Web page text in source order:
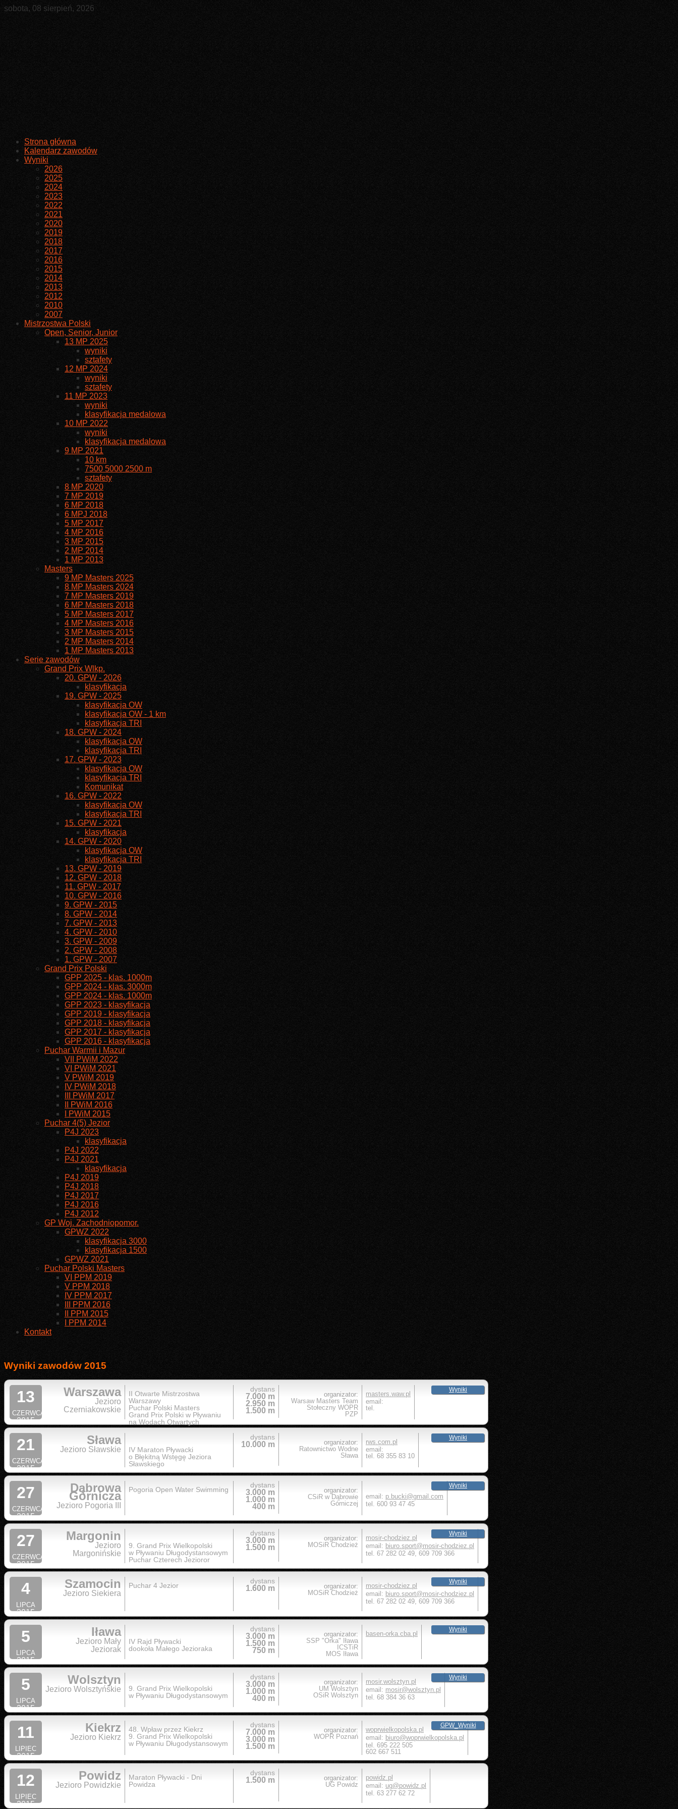
sobota, 08 sierpień, 2026
Strona główna
Kalendarz zawodów
Wyniki
2026
2025
2024
2023
2022
2021
2020
2019
2018
2017
2016
2015
2014
2013
2012
2010
2007
Mistrzostwa Polski
Open, Senior, Junior
13 MP 2025
wyniki
sztafety
12 MP 2024
wyniki
sztafety
11 MP 2023
wyniki
klasyfikacja medalowa
10 MP 2022
wyniki
klasyfikacja medalowa
9 MP 2021
10 km
7500 5000 2500 m
sztafety
8 MP 2020
7 MP 2019
6 MP 2018
6 MPJ 2018
5 MP 2017
4 MP 2016
3 MP 2015
2 MP 2014
1 MP 2013
Masters
9 MP Masters 2025
8 MP Masters 2024
7 MP Masters 2019
6 MP Masters 2018
5 MP Masters 2017
4 MP Masters 2016
3 MP Masters 2015
2 MP Masters 2014
1 MP Masters 2013
Serie zawodów
Grand Prix Wlkp.
20. GPW - 2026
klasyfikacja
19. GPW - 2025
klasyfikacja OW
klasyfikacja OW - 1 km
klasyfikacja TRI
18. GPW - 2024
klasyfikacja OW
klasyfikacja TRI
17. GPW - 2023
klasyfikacja OW
klasyfikacja TRI
Komunikat
16. GPW - 2022
klasyfikacja OW
klasyfikacja TRI
15. GPW - 2021
klasyfikacja
14. GPW - 2020
klasyfikacja OW
klasyfikacja TRI
13. GPW - 2019
12. GPW - 2018
11. GPW - 2017
10. GPW - 2016
9. GPW - 2015
8. GPW - 2014
7. GPW - 2013
4. GPW - 2010
3. GPW - 2009
2. GPW - 2008
1. GPW - 2007
Grand Prix Polski
GPP 2025 - klas. 1000m
GPP 2024 - klas. 3000m
GPP 2024 - klas. 1000m
GPP 2023 - klasyfikacja
GPP 2019 - klasyfikacja
GPP 2018 - klasyfikacja
GPP 2017 - klasyfikacja
GPP 2016 - klasyfikacja
Puchar Warmii i Mazur
VII PWiM 2022
VI PWiM 2021
V PWiM 2019
IV PWiM 2018
III PWiM 2017
II PWiM 2016
I PWiM 2015
Puchar 4(5) Jezior
P4J 2023
klasyfikacja
P4J 2022
P4J 2021
klasyfikacja
P4J 2019
P4J 2018
P4J 2017
P4J 2016
P4J 2012
GP Woj. Zachodniopomor.
GPWZ 2022
klasyfikacja 3000
klasyfikacja 1500
GPWZ 2021
Puchar Polski Masters
VI PPM 2019
V PPM 2018
IV PPM 2017
III PPM 2016
II PPM 2015
I PPM 2014
Kontakt
Wyniki zawodów 2015
13
CZERWCA
2015
Warszawa
Jezioro
Czerniakowskie
II Otwarte Mistrzostwa
Warszawy
Puchar Polski Masters
Grand Prix Polski w Pływaniu
na Wodach Otwartych
dystans
7.000 m
2.950 m
1.500 m
organizator:
Warsaw Masters Team
Stołeczny WOPR
PZP
masters.waw.pl
email:
tel.
Wyniki
21
CZERWCA
2015
Sława
Jezioro Sławskie
IV Maraton Pływacki
o Błękitną Wstęgę Jeziora
Sławskiego
dystans
10.000 m
organizator:
Ratownictwo Wodne
Sława
rws.com.pl
email:
tel. 68 355 83 10
Wyniki
27
CZERWCA
2015
Dąbrowa
Górnicza
Jezioro Pogoria III
Pogoria Open Water Swimming
dystans
3.000 m
1.000 m
400 m
organizator:
CSiR w Dąbrowie
Górniczej
email: p.bucki@gmail.com
tel. 600 93 47 45
Wyniki
27
CZERWCA
2015
Margonin
Jezioro
Margonińskie
9. Grand Prix Wielkopolski
w Pływaniu Długodystansowym
Puchar Czterech Jezioror
dystans
3.000 m
1.500 m
organizator:
MOSiR Chodzież
mosir-chodziez.pl
email: biuro.sport@mosir-chodziez.pl
tel. 67 282 02 49, 609 709 366
Wyniki
4
LIPCA
2015
Szamocin
Jezioro Siekiera
Puchar 4 Jezior
dystans
1.600 m
organizator:
MOSiR Chodzież
mosir-chodziez.pl
email: biuro.sport@mosir-chodziez.pl
tel. 67 282 02 49, 609 709 366
Wyniki
5
LIPCA
2015
Iława
Jezioro Mały
Jeziorak
IV Rajd Pływacki
dookoła Małego Jezioraka
dystans
3.000 m
1.500 m
750 m
organizator:
SSP "Orka" Iława
ICSTiR
MOS Iława
basen-orka.cba.pl
Wyniki
5
LIPCA
2015
Wolsztyn
Jezioro Wolsztyńskie
9. Grand Prix Wielkopolski
w Pływaniu Długodystansowym
dystans
3.000 m
1.000 m
400 m
organizator:
UM Wolsztyn
OSiR Wolsztyn
mosir.wolsztyn.pl
email: mosir@wolsztyn.pl
tel. 68 384 36 63
Wyniki
11
LIPIEC
2015
Kiekrz
Jezioro Kiekrz
48. Wpław przez Kiekrz
9. Grand Prix Wielkopolski
w Pływaniu Długodystansowym
dystans
7.000 m
3.000 m
1.500 m
organizator:
WOPR Poznań
woprwielkopolska.pl
email: biuro@woprwielkopolska.pl
tel. 695 222 505
602 667 511
GPW_Wyniki
12
LIPIEC
2015
Powidz
Jezioro Powidzkie
Maraton Pływacki - Dni
Powidza
dystans
1.500 m
organizator:
UG Powidz
powidz.pl
email: ug@powidz.pl
tel. 63 277 62 72